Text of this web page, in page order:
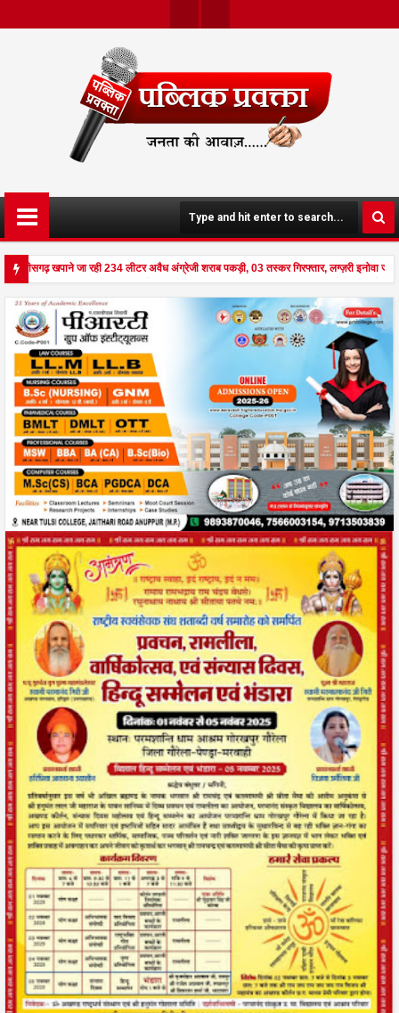
Ter
Boo
K
खपाने जा रही 234 लीटर अवैध अंग्रेजी शराब पकड़ी, 03 तस्कर गिरफ्तार, लग्ज़री इनोवा
दहला अनूपपुर - घर पर किसान व नौकरानी का मिला रक्तरंजित शव, पत्नी गंभीर घायल में मेडिकल रेफर